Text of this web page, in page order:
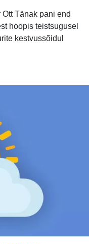
Tänak pani end
hoopis teistsugusel
kestvussõidul